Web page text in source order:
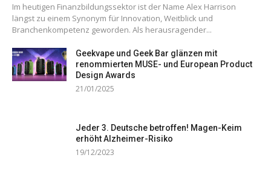
Im heutigen Finanzbildungssektor ist der Name Alex Harrison
längst zu einem Synonym für Innovation, Weitblick und
Branchenkompetenz geworden. Als herausragender...
Geekvape und Geek Bar glänzen mit
renommierten MUSE- und European Product
Design Awards
21/01/2025
Jeder 3. Deutsche betroffen! Magen-Keim
erhöht Alzheimer-Risiko
19/12/2023